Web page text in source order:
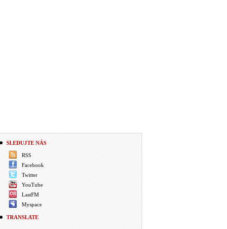
SLEDUJTE NÁS
RSS
Facebook
Twitter
YouTube
LastFM
Myspace
TRANSLATE